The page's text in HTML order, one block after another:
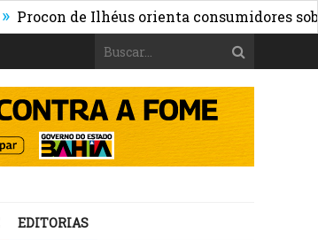
de Ilhéus orienta consumidores sobre os
EDITORIAS